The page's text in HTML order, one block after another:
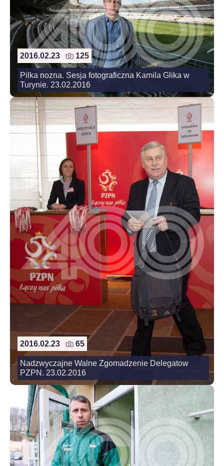
2016.02.23 125
Pilka nozna. Sesja fotograficzna Kamila Glika w
Turynie. 23.02.2016
2016.02.23 65
Nadzwyczajne Walne Zgomadzenie Delegatow
PZPN. 23.02.2016